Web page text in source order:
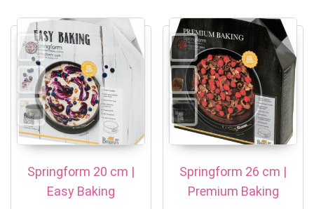
Springform 20 cm |
Easy Baking
Springform 26 cm |
Premium Baking